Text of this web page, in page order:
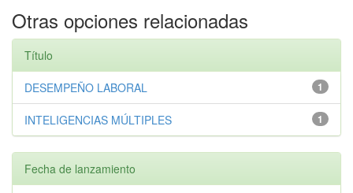
Otras opciones relacionadas
Título
1
DESEMPEÑO LABORAL
1
INTELIGENCIAS MÚLTIPLES
Fecha de lanzamiento